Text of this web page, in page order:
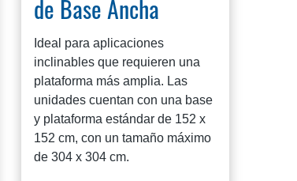
de Base Ancha
Ideal para aplicaciones
inclinables que requieren una
plataforma más amplia. Las
unidades cuentan con una base
y plataforma estándar de 152 x
152 cm, con un tamaño máximo
de 304 x 304 cm.